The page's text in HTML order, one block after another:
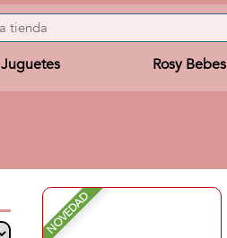
Juguetes Rosy Bebes
NOVEDAD